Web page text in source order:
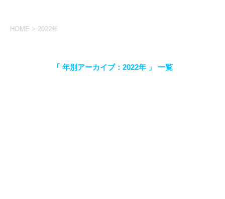
HOME > 2022年
「 年別アーカイブ：2022年 」 一覧